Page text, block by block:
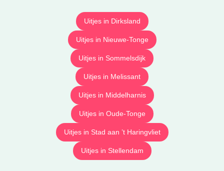
Uitjes in Dirksland
Uitjes in Nieuwe-Tonge
Uitjes in Sommelsdijk
Uitjes in Melissant
Uitjes in Middelharnis
Uitjes in Oude-Tonge
Uitjes in Stad aan ’t Haringvliet
Uitjes in Stellendam